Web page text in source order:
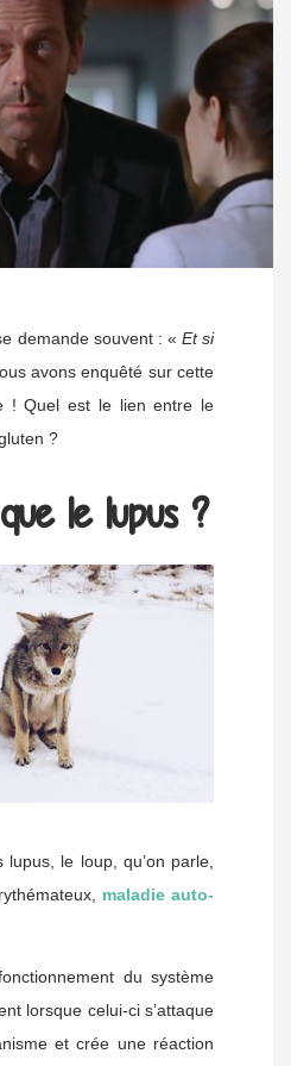
demande souvent : « Et si
avons enquêté sur cette
! Quel est le lien entre le
?
le lupus ?
lupus, le loup, qu’on parle,
maladie auto-
du système
lorsque celui-ci s’attaque
et crée une réaction